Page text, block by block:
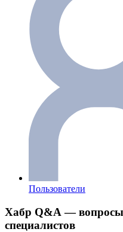
Пользователи
Хабр Q&A — вопросы
специалистов